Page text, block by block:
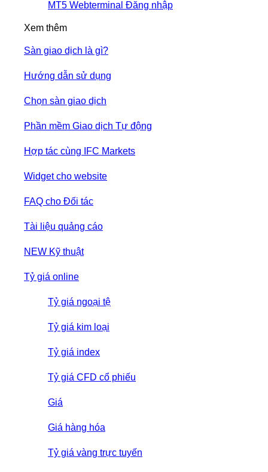
MT5 Webterminal Đăng nhập
Xem thêm
Sàn giao dịch là gì?
Hướng dẫn sử dụng
Chọn sàn giao dịch
Phần mềm Giao dịch Tự động
Hợp tác cùng IFC Markets
Widget cho website
FAQ cho Đối tác
Tài liệu quảng cáo
NEW Kỹ thuật
Tỷ giá online
Tỷ giá ngoại tệ
Tỷ giá kim loại
Tỷ giá index
Tỷ giá CFD cổ phiếu
Giá
Giá hàng hóa
Tỷ giá vàng trực tuyến